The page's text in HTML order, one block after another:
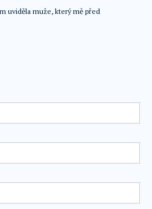
uviděla muže, který mě před